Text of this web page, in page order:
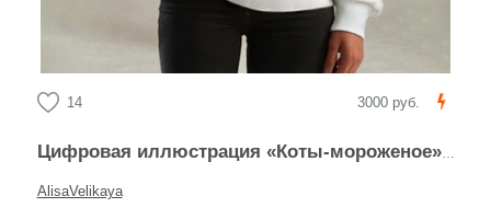
14 3000 руб.
Цифровая иллюстрация «Коты-мороженое» в стиле каваи
AlisaVelikaya